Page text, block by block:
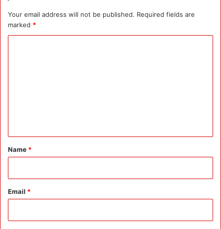
Your email address will not be published. Required fields are
marked *
*
Name *
Email *